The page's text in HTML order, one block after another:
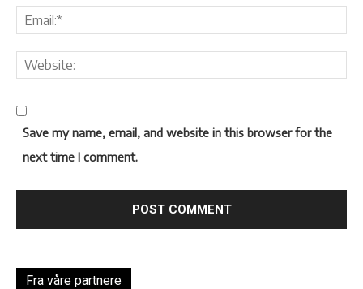
Save my name, email, and website in this browser for the
next time I comment.
Fra våre partnere